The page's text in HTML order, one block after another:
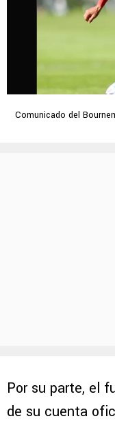
Comunicado del
Por su parte, el
de su cuenta